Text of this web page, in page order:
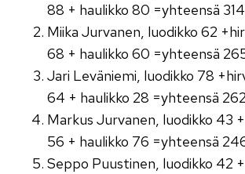
88 + haulikko 80 =yhteensä
Miika Jurvanen, luodikko 62
68 + haulikko 60 =yhteensä
Jari Leväniemi, luodikko 78
64 + haulikko 28 =yhteensä
Markus Jurvanen, luodikko 43
56 + haulikko 76 =yhteensä
Seppo Puustinen, luodikko 42